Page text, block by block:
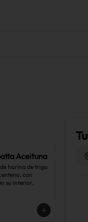
Aceituna
harina de trigo
con
su interior.